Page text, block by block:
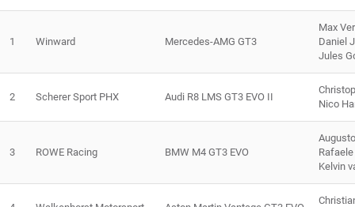
1 Winward Mercedes-AMG GT3
Max
Daniel
Jules
2 Scherer Sport PHX Audi R8 LMS GT3 EVO II
Nico
3 ROWE Racing BMW M4 GT3 EVO
Kelvin